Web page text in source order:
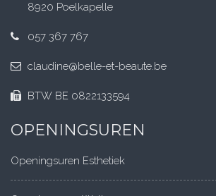
8920 Poelkapelle
057 367 767
claudine@belle-et-beaute.be
BTW BE 0822133594
OPENINGSUREN
Openingsuren Esthetiek